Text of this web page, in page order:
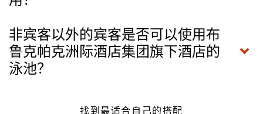
非宾客以外的宾客是否可以使用布
鲁克帕克洲际酒店集团旗下酒店的
泳池？
找到最适合自己的搭配